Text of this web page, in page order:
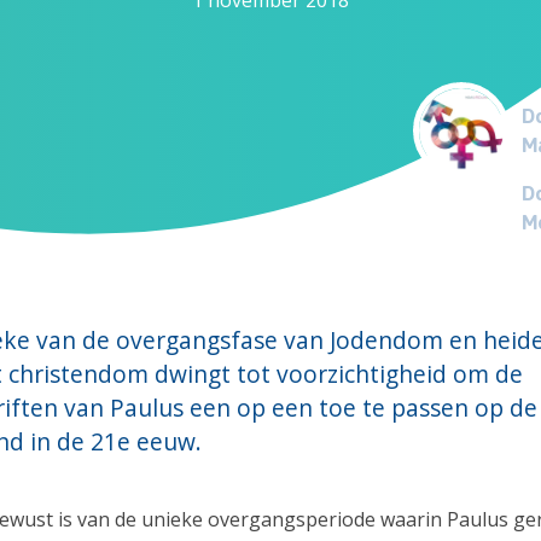
van de overgangsfase van Jodendom en
christendom dwingt tot voorzichtigheid om de
van Paulus een op een toe te passen op
in de 21e eeuw.
is van de unieke overgangsperiode waarin Paulus